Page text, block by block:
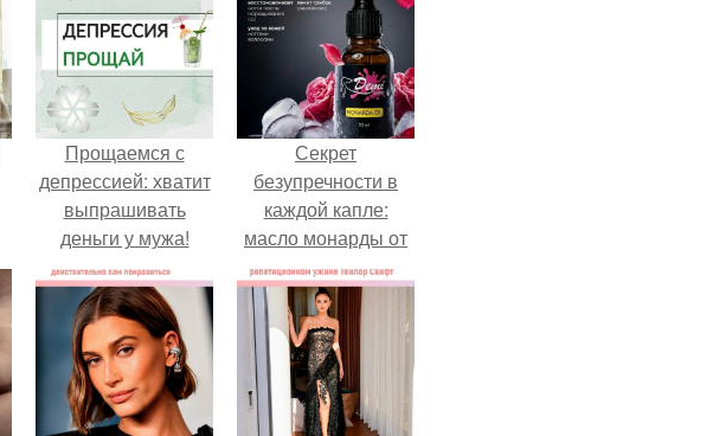
Прощаемся с
депрессией: хватит
выпрашивать
деньги у мужа!
Секрет
безупречности в
каждой капле:
масло монарды от
Demi Sweet.